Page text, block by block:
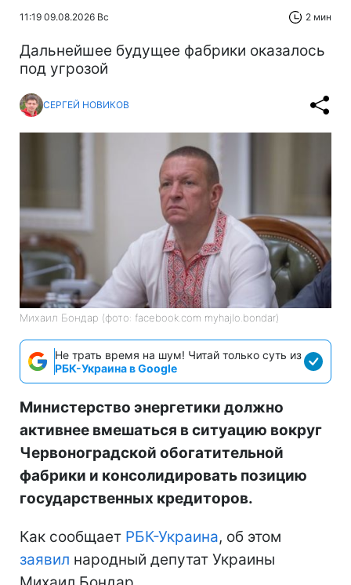
11:19 09.08.2026 Вс 2 мин
Дальнейшее будущее фабрики оказалось
под угрозой
СЕРГЕЙ НОВИКОВ
Михаил Бондар (фото: facebook.com myhajlo.bondar)
Не трать время на шум! Читай только суть из
РБК-Украина в Google
Министерство энергетики должно
активнее вмешаться в ситуацию вокруг
Червоноградской обогатительной
фабрики и консолидировать позицию
государственных кредиторов.
Как сообщает РБК-Украина, об этом
заявил народный депутат Украины